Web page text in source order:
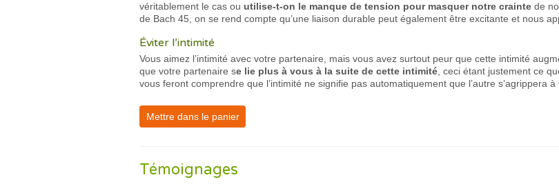
véritablement le cas ou utilise-t-on le manque de tension pour masquer notre crainte de
de Bach 45, on se rend compte qu’une liaison durable peut également être excitante et nous
Éviter l’intimité
Vous aimez l’intimité avec votre partenaire, mais vous avez surtout peur que cette intimité
que votre partenaire se lie plus à vous à la suite de cette intimité , ceci étant justement ce
vous feront comprendre que l’intimité ne signifie pas automatiquement que l’autre s’agrippera
Mettre dans le panier
Témoignages